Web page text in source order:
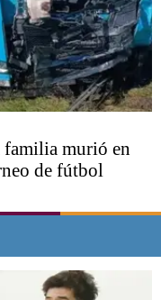
familia murió en
de fútbol